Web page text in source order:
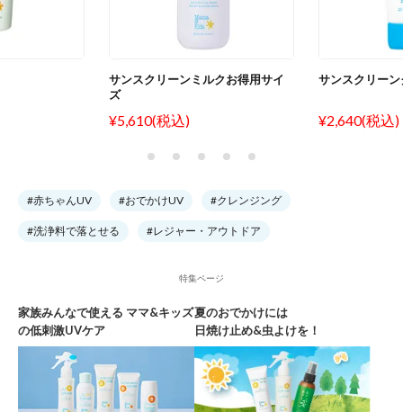
サンスクリーンミルクお得用サイ
ズ
¥5,610(税込)
サンスクリー
¥2,640(税込)
#赤ちゃんUV #おでかけUV #クレンジング
#洗浄料で落とせる #レジャー・アウトドア
特集ページ
家族みんなで使える ママ&キッズ
の低刺激UVケア
夏のおでかけには
日焼け止め&虫よけを！